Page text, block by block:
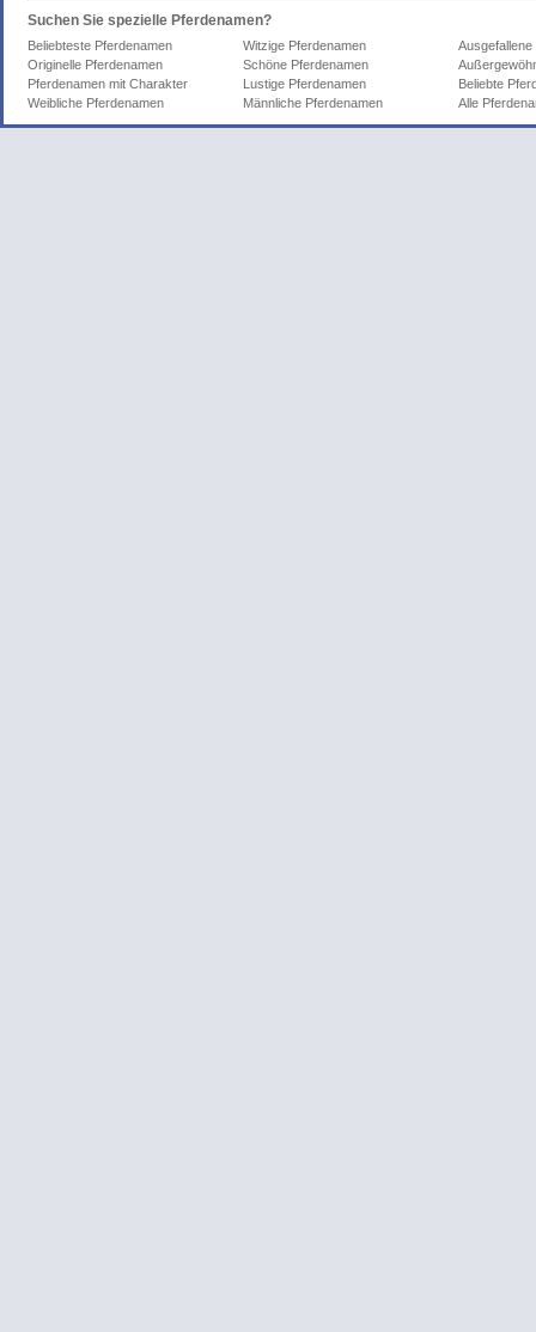
Suchen Sie spezielle Pferdenamen?
Beliebteste Pferdenamen Witzige Pferdenamen
Originelle Pferdenamen
Schöne Pferdenamen
Pferdenamen mit Charakter
Lustige Pferdenamen
Beliebte
Weibliche Pferdenamen
Männliche Pferdenamen Alle